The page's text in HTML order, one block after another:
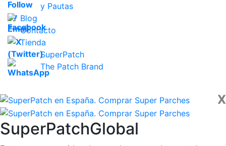
y Pautas
Blog
Contacto
Tienda
SuperPatch
The Patch Brand
X
SuperPatchGlobal